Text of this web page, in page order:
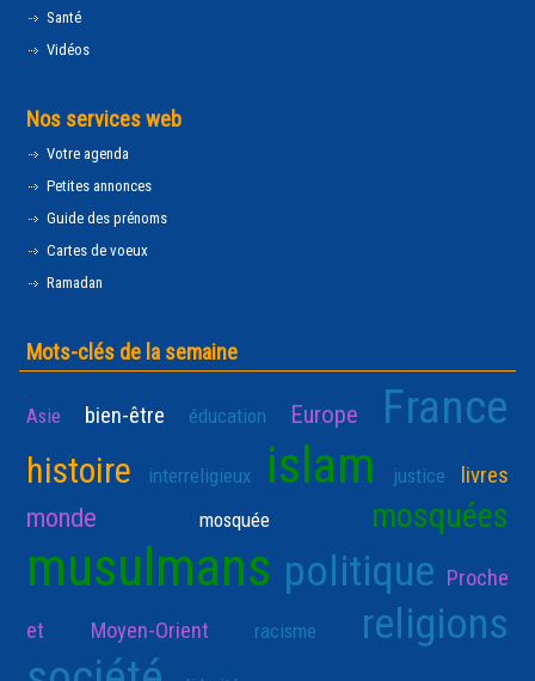
Santé
Vidéos
Nos services web
Votre agenda
Petites annonces
Guide des prénoms
Cartes de voeux
Ramadan
Mots-clés de la semaine
Asie bien-être éducation Europe France
histoire interreligieux islam justice livres
monde mosquée mosquées
musulmans politique Proche
et Moyen-Orient
racisme religions